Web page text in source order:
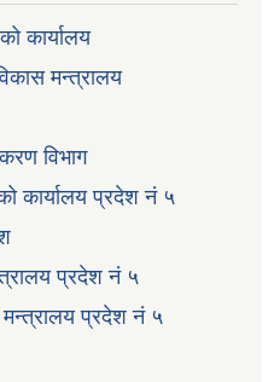
कार्यालय
मन्त्रालय
विभाग
कार्यालय प्रदेश नं ५
प्रदेश नं ५
मन्त्रालय प्रदेश नं ५